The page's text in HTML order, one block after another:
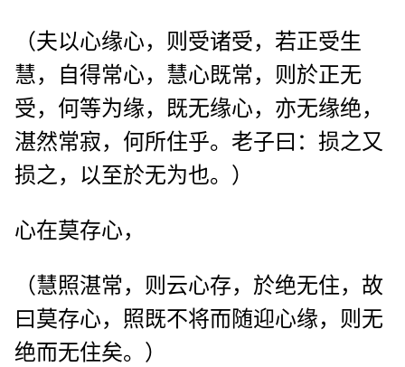
（夫以心缘心，则受诸受，若正受生
慧，自得常心，慧心既常，则於正无
受，何等为缘，既无缘心，亦无缘绝，
湛然常寂，何所住乎。老子曰：损之又
损之，以至於无为也。）
心在莫存心，
（慧照湛常，则云心存，於绝无住，故
曰莫存心，照既不将而随迎心缘，则无
绝而无住矣。）